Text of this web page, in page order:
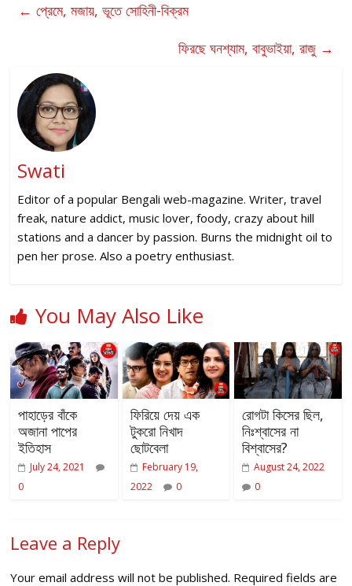
← প্রেমে, মজায়, ভূতে সোহিনী-বিক্রম
ফিরছে ঘনশ্যাম, বাবুভাইয়া, রাজু →
Swati
Editor of a popular Bengali web-magazine. Writer, travel
freak, nature addict, music lover, foody, crazy about hill
stations and a dancer by passion. Burns the midnight oil to
pen her prose. Also a poetry enthusiast.
You May Also Like
পাহাড়ের বাঁকে
অজানা পাপের
ইতিহাস
July 24, 2021
0
ফিরিয়ে দেয় এক
টুকরো নিখাদ
ছোটবেলা
February 19,
2022
0
রোগটা কিসের ছিল,
নিঃশ্বাসের না
বিশ্বাসের?
August 24, 2022
0
Leave a Reply
Your email address will not be published. Required fields are